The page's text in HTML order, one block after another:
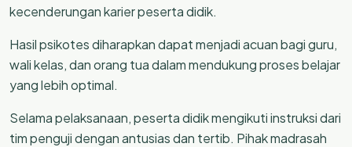
kecenderungan karier peserta didik.
Hasil psikotes diharapkan dapat menjadi acuan bagi guru,
wali kelas, dan orang tua dalam mendukung proses belajar
yang lebih optimal.
Selama pelaksanaan, peserta didik mengikuti instruksi dari
tim penguji dengan antusias dan tertib. Pihak madrasah